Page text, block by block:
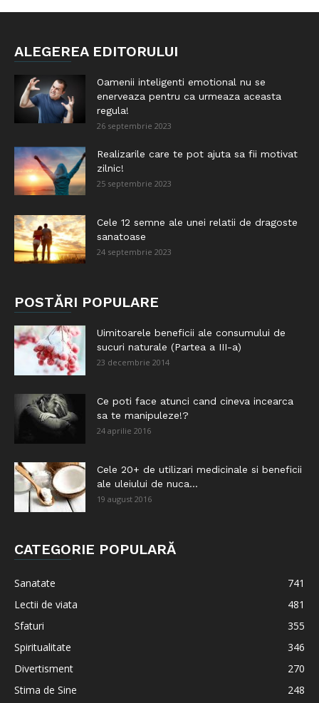
ALEGEREA EDITORULUI
Oamenii inteligenti emotional nu se
enerveaza pentru ca urmeaza aceasta
regula!
26 septembrie 2023
Realizarile care te pot ajuta sa fii motivat
zilnic!
25 septembrie 2023
Cele 12 semne ale unei relatii de dragoste
sanatoase
24 septembrie 2023
POSTĂRI POPULARE
Uimitoarele beneficii ale consumului de
sucuri naturale (Partea a III-a)
23 decembrie 2014
Ce poti face atunci cand cineva incearca
sa te manipuleze!?
24 aprilie 2016
Cele 20+ de utilizari medicinale si beneficii
ale uleiului de nuca...
19 august 2016
CATEGORIE POPULARĂ
Sanatate
741
Lectii de viata
481
Sfaturi
355
Spiritualitate
346
Divertisment
270
Stima de Sine
248